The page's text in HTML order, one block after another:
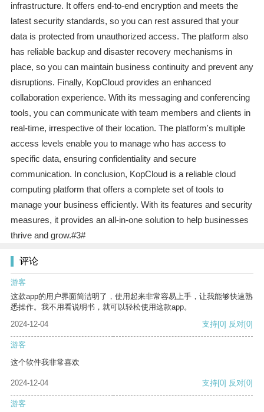
infrastructure. It offers end-to-end encryption and meets the
latest security standards, so you can rest assured that your
data is protected from unauthorized access. The platform also
has reliable backup and disaster recovery mechanisms in
place, so you can maintain business continuity and prevent any
disruptions. Finally, KopCloud provides an enhanced
collaboration experience. With its messaging and conferencing
tools, you can communicate with team members and clients in
real-time, irrespective of their location. The platform's multiple
access levels enable you to manage who has access to
specific data, ensuring confidentiality and secure
communication. In conclusion, KopCloud is a reliable cloud
computing platform that offers a complete set of tools to
manage your business efficiently. With its features and security
measures, it provides an all-in-one solution to help businesses
thrive and grow.#3#
评论
游客
这款app的用户界面简洁明了，使用起来非常容易上手，让我能够快速熟
悉操作。我不用看说明书，就可以轻松使用这款app。
2024-12-04
支持[0] 反对[0]
游客
这个软件我非常喜欢
2024-12-04 支持[0] 反对[0]
游客